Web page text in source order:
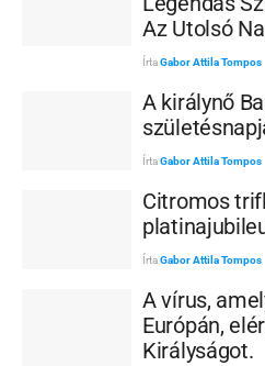
Az Utolsó
ÍrtaGabor Attila Tompos
A királynő
ÍrtaGabor Attila Tompos
Citromos
ÍrtaGabor Attila Tompos
A vírus,
Európán,
Királyságot.